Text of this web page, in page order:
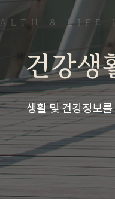
& LIFE
건강생
생활 및 건강정보